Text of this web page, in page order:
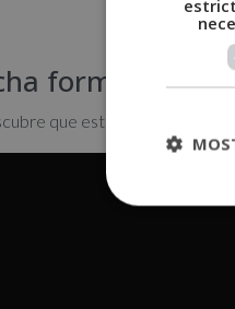
formativa:
que estudiarás con el